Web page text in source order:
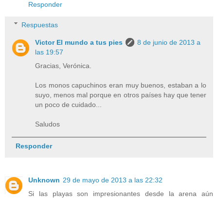
Responder
Respuestas
Victor El mundo a tus pies
8 de junio de 2013 a
las 19:57
Gracias, Verónica.
Los monos capuchinos eran muy buenos, estaban a lo
suyo, menos mal porque en otros países hay que tener
un poco de cuidado...
Saludos
Responder
Unknown 29 de mayo de 2013 a las 22:32
Si las playas son impresionantes desde la arena aún